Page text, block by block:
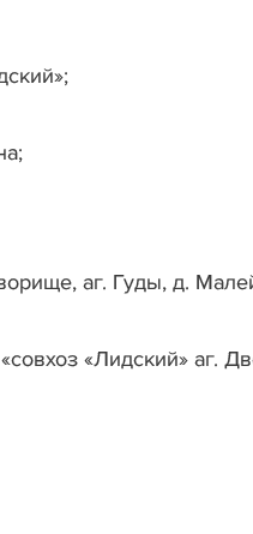
аг. Гуды, д.
«Лидский» аг.